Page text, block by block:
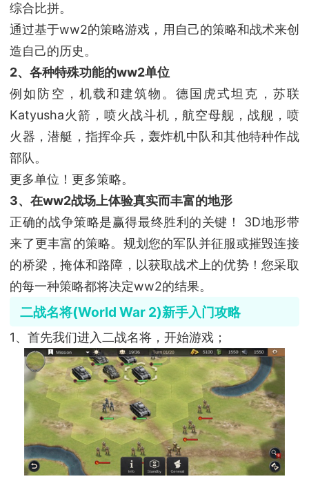
综合比拼。
通过基于ww2的策略游戏，用自己的策略和战术来创
造自己的历史。
2、各种特殊功能的ww2单位
例如防空，机载和建筑物。德国虎式坦克，苏联
Katyusha火箭，喷火战斗机，航空母舰，战舰，喷
火器，潜艇，指挥伞兵，轰炸机中队和其他特种作战
部队。
更多单位！更多策略。
3、在ww2战场上体验真实而丰富的地形
正确的战争策略是赢得最终胜利的关键！ 3D地形带
来了更丰富的策略。规划您的军队并征服或摧毁连接
的桥梁，掩体和路障，以获取战术上的优势！您采取
的每一种策略都将决定ww2的结果。
二战名将(World War 2)新手入门攻略
1、首先我们进入二战名将，开始游戏；